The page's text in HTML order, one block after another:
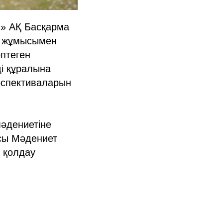
АҚ Басқарма
жұмысымен
құралына
Мәдениет
қолдау